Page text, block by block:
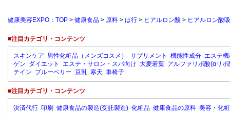
健康美容EXPO：TOP > 健康食品 > 原料 > は行 > ヒアルロン酸 > ヒアルロン酸
■注目カテゴリ・コンテンツ
スキンケア 男性化粧品（メンズコスメ） サプリメント 機能性成分 エステ
ゲン ダイエット エステ・サロン・スパ向け 大麦若葉 アルファリポ酸(αリポ
テイン ブルーベリー 豆乳 寒天 車椅子
■注目カテゴリ・コンテンツ
決済代行 印刷 健康食品の製造(受託製造) 化粧品 健康食品の原料 美容・化